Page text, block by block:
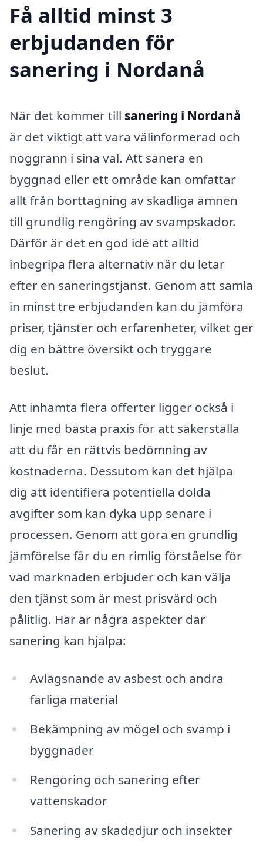
Få alltid minst 3
erbjudanden för
sanering i Nordanå
När det kommer till sanering i Nordanå
är det viktigt att vara välinformerad och
noggrann i sina val. Att sanera en
byggnad eller ett område kan omfattar
allt från borttagning av skadliga ämnen
till grundlig rengöring av svampskador.
Därför är det en god idé att alltid
inbegripa flera alternativ när du letar
efter en saneringstjänst. Genom att samla
in minst tre erbjudanden kan du jämföra
priser, tjänster och erfarenheter, vilket ger
dig en bättre översikt och tryggare
beslut.
Att inhämta flera offerter ligger också i
linje med bästa praxis för att säkerställa
att du får en rättvis bedömning av
kostnaderna. Dessutom kan det hjälpa
dig att identifiera potentiella dolda
avgifter som kan dyka upp senare i
processen. Genom att göra en grundlig
jämförelse får du en rimlig förståelse för
vad marknaden erbjuder och kan välja
den tjänst som är mest prisvärd och
pålitlig. Här är några aspekter där
sanering kan hjälpa:
Avlägsnande av asbest och andra
farliga material
Bekämpning av mögel och svamp i
byggnader
Rengöring och sanering efter
vattenskador
Sanering av skadedjur och insekter